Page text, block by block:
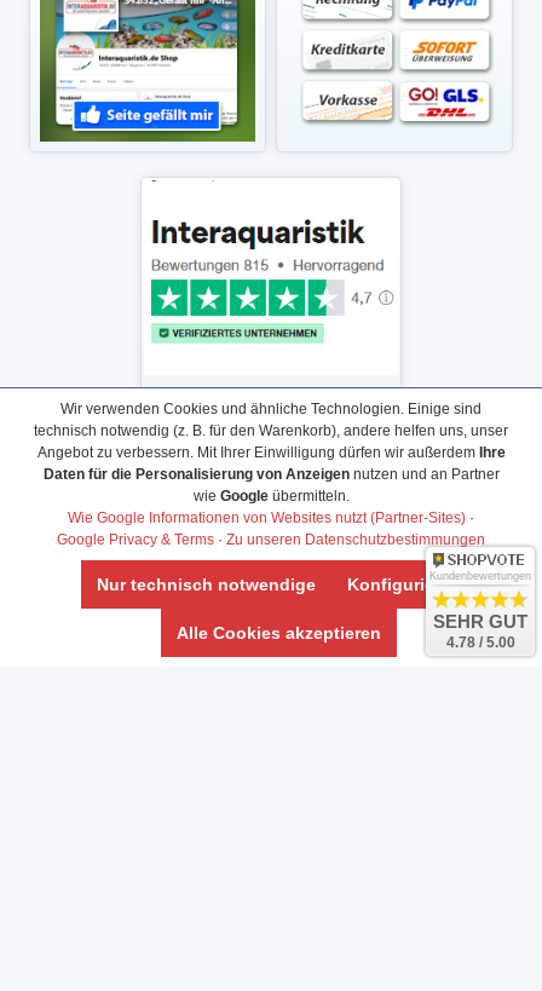
Daten­schutz­erklärung
Widerrufs­recht /Widerrufs­formular
AGB & Info
Impressum
Umwelt und Entsorgung
Vertrag widerrufen
Wir verwenden Cookies und ähnliche Technologien. Einige sind
technisch notwendig (z. B. für den Warenkorb), andere helfen uns, unser
Angebot zu verbessern. Mit Ihrer Einwilligung dürfen wir außerdem Ihre
Daten für die Personalisierung von Anzeigennutzen und an Partner
wie Googleübermitteln.
Wie Google Informationen von Websites nutzt (Partner-Sites) ·
Google Privacy & Terms · Zu unseren Datenschutzbestimmungen
Nur technisch notwendige Konfigurieren
Alle Cookies akzeptieren
Kundenbewertungen
SEHR GUT
4.78 / 5.00